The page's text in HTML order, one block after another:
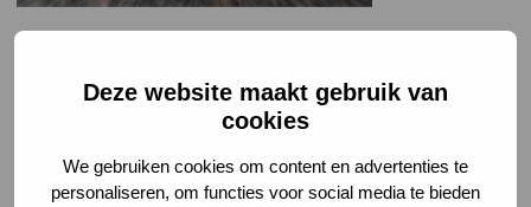
Deze website maakt gebruik van
cookies
We gebruiken cookies om content en advertenties te
personaliseren, om functies voor social media te bieden